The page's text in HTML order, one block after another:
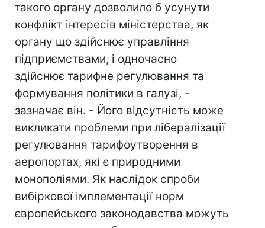
такого органу дозволило б усунути
конфлікт інтересів міністерства, як
органу що здійснює управління
підприємствами, і одночасно
здійснює тарифне регулювання та
формування політики в галузі, -
зазначає він. - Його відсутність може
викликати проблеми при лібералізації
регулювання тарифоутворення в
аеропортах, які є природними
монополіями. Як наслідок спроби
вибіркової імплементації норм
європейського законодавства можуть